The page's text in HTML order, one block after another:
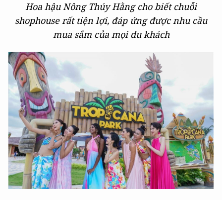
Hoa hậu Nông Thúy Hằng cho biết chuỗi
shophouse rất tiện lợi, đáp ứng được nhu cầu
mua sắm của mọi du khách